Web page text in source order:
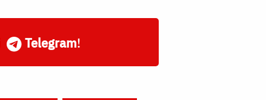
Telegram!